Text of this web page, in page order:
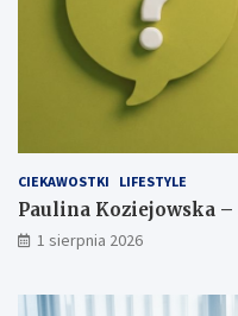
CIEKAWOSTKI LIFESTYLE
Paulina Koziejowska
1 sierpnia 2026